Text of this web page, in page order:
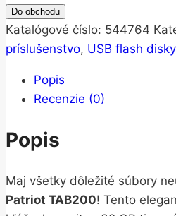
Do obchodu
Katalógové číslo: 544764
príslušenstvo, USB flash disky
Popis
Recenzie (0)
Popis
Maj všetky dôležité súbory
Patriot TAB200! Tento